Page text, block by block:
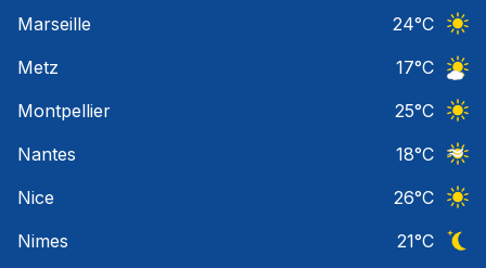
Marseille
24°C
Metz
17°C
Montpellier
25°C
Nantes
18°C
Nice
26°C
Nimes
21°C